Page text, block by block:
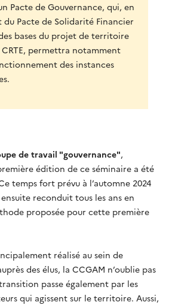
Pacte de Gouvernance, qui, en
Pacte de Solidarité Financier
bases du projet de territoire
permettra notamment
des instances
de travail "gouvernance",
édition de ce séminaire a été
temps fort prévu à l’automne 2024
reconduit tous les ans en
proposée pour cette première
réalisé au sein de
des élus, la CCGAM n’oublie pas
passe également par les
qui agissent sur le territoire. Aussi,